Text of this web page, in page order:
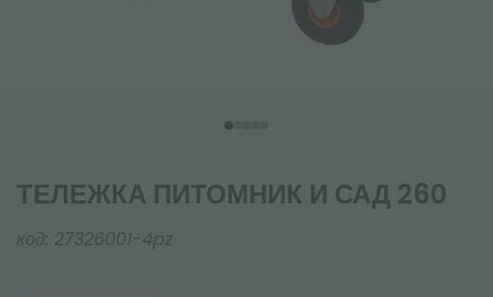
ТЕЛЕЖКА ПИТОМНИК И САД 260
код: 27326001-4pz